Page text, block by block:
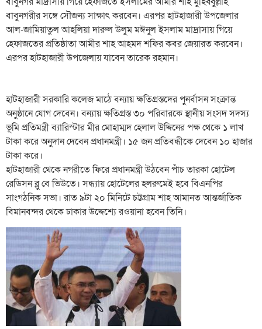
বাবুনগরীর সঙ্গে সৌজন্য সাক্ষাৎ করবেন। এরপর হাটহাজারী উপজেলার
আল-জামিয়াতুল আহলিয়া দারুল উলুম মঈনুল ইসলাম মাদ্রাসায় গিয়ে
হেফাজতের প্রতিষ্ঠাতা আমীর শাহ আহমদ শফির কবর জেয়ারত করবেন।
এরপর হাটহাজারী উপজেলায় যাবেন তারেক রহমান।
হাটহাজারী সরকারি কলেজ মাঠে বন্যায় ক্ষতিগ্রস্তদের পুনর্বাসন সংক্রান্ত
অনুষ্ঠানে যোগ দেবেন। বন্যায় ক্ষতিগ্রস্ত ৩০ পরিবারকে স্থানীয় সংসদ সদস্য
ভূমি প্রতিমন্ত্রী ব্যারিস্টার মীর মোহাম্মদ হেলাল উদ্দিনের পক্ষ থেকে ১ লাখ
টাকা করে অনুদান দেবেন প্রধানমন্ত্রী। ১৫ জন প্রতিবন্ধীকে দেবেন ১০ হাজার
টাকা করে।
হাটহাজারী থেকে নগরীতে ফিরে প্রধানমন্ত্রী উঠবেন পাঁচ তারকা হোটেল
রেডিসন ব্লু বে ভিউতে। সন্ধ্যায় হোটেলের হলরুমেই হবে বিএনপির
সাংগঠনিক সভা। রাত ৯টা ২০ মিনিটে চট্টগ্রাম শাহ আমানত আন্তর্জাতিক
বিমানবন্দর থেকে ঢাকার উদ্দেশ্যে রওয়ানা হবেন তিনি।